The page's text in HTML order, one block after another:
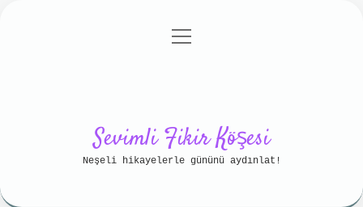
Gizlilik Politikası
menüyü
Sevimli Fikir Köşesi
Neşeli hikayelerle gününü aydınlat!